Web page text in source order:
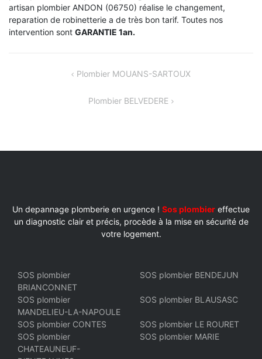
artisan plombier ANDON (06750) réalise le changement,
reparation de robinetterie a de très bon tarif. Toutes nos
intervention sont GARANTIE 1an.
NAVIGATIONPlombier MOUANS-SARTOUX
Plombier BELVEDERE
Un depannage plomberie en urgence ! Sos plombier effectue
un diagnostic clair et précis, procède à la mise en sécurité de
votre logement.
SOS plombier
BRIANCONNET
SOS plombier BENDEJUN
SOS plombier
MANDELIEU-LA-NAPOULE
SOS plombier BLAUSASC
SOS plombier CONTES
SOS plombier LE ROURET
SOS plombier
CHATEAUNEUF-
SOS plombier MARIE